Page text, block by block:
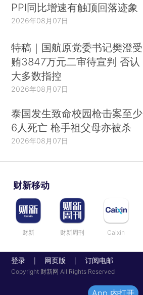
PPI同比增速有触顶回落迹象
2026年08月07日
特稿｜国航原党委书记樊澄受
贿3847万元二审待宣判 否认
大多数指控
2026年08月07日
泰国发生致命校园枪击案至少
6人死亡 枪手祖父母亦被杀
2026年08月07日
财新移动
财新 财新周刊 Caixin
登录 网页版 订阅电邮
Copyright 财新网 All Rights Reserved
App 内打开